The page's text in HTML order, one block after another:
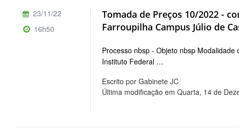
Tomada de Preços 10/2022 -
Farroupilha Campus Júlio de
Processo nbsp - Objeto nbsp
Instituto Federal …
Escrito por Gabinete JC
Última modificação em Quarta, 14 de
23/11/22
16h50